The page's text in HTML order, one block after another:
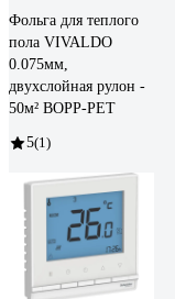
Фольга для теплого
пола VIVALDO
0.075мм,
двухслойная рулон -
50м² BOPP-PET
5(1)